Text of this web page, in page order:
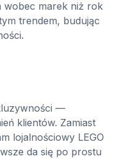
wobec marek niż rok
trendem, budując
—
klientów. Zamiast
lojalnościowy LEGO
da się po prostu